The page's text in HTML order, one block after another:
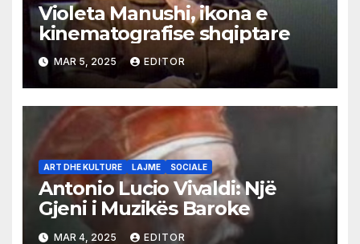
Violeta Manushi, ikona e
kinematografise shqiptare
MAR 5, 2025 EDITOR
ART DHE KULTURE LAJME SOCIALE
Antonio Lucio Vivaldi: Një
Gjeni i Muzikës Baroke
MAR 4, 2025 EDITOR